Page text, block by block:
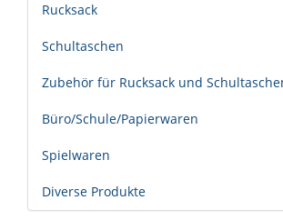
Rucksack
Schultaschen
Zubehör für Rucksack und
Büro/Schule/Papierwaren
Spielwaren
Diverse Produkte